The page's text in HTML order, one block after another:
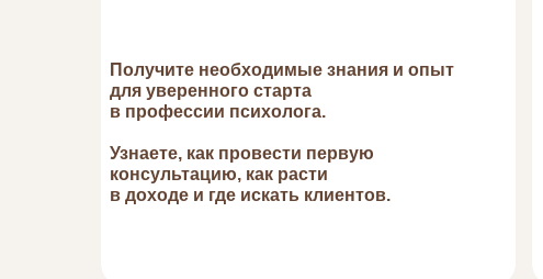
Получите необходимые знания и опыт
для уверенного старта
в профессии психолога.
Узнаете, как провести первую
консультацию, как расти
в доходе и где искать клиентов.